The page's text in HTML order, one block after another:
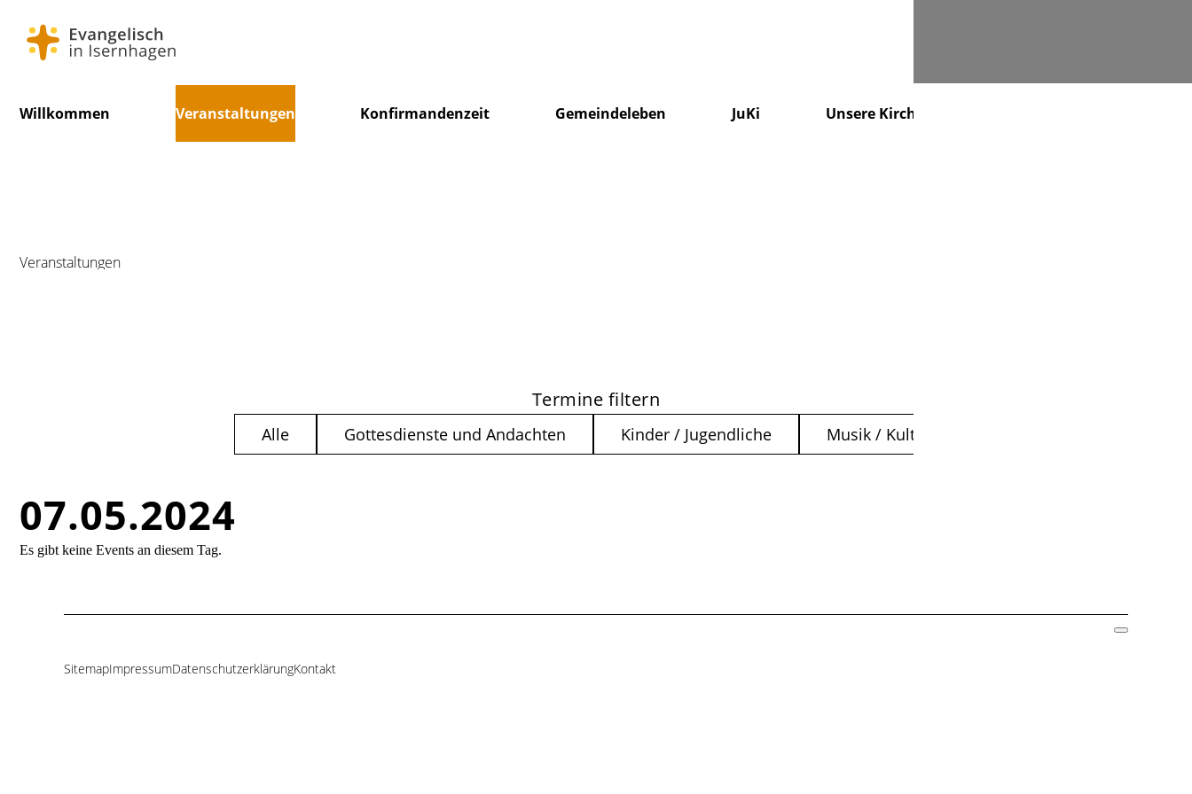
überspringen
Willkommen Veranstaltungen Konfirmandenzeit Gemeindeleben JuKi Unsere Kirche
Veranstaltungen
07.05.2024
Termine filtern
Alle Gottesdienste und Andachten Kinder / Jugendliche Musik / Kultur
Es gibt keine Events an diesem Tag.
Navigation
SitemapImpressumDatenschutzerklärungKontakt